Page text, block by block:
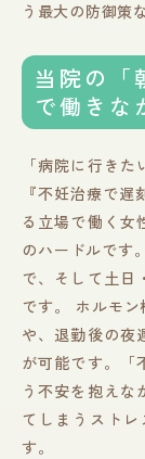
う最大の防御策
当院の「
で働きな
「病院に行き
『不妊治療で
る立場で働く女
のハードルです
で、そして土日
です。 ホルモン
や、退勤後の夜
が可能です。「
う不安を抱えな
てしまうスト
す。